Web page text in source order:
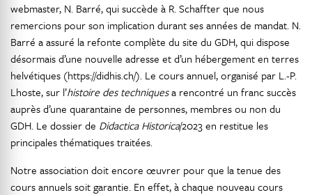
webmaster, N. Barré, qui succède à R. Schaffter que nous
remercions pour son implication durant ses années de mandat. N.
Barré a assuré la refonte complète du site du GDH, qui dispose
désormais d’une nouvelle adresse et d’un hébergement en terres
helvétiques (https://didhis.ch/). Le cours annuel, organisé par L.-P.
Lhoste, sur l’histoire des techniquesa rencontré un franc succès
auprès d’une quarantaine de personnes, membres ou non du
GDH. Le dossier de Didactica Historica/2023 en restitue les
principales thématiques traitées.
Notre association doit encore œuvrer pour que la tenue des
cours annuels soit garantie. En effet, à chaque nouveau cours